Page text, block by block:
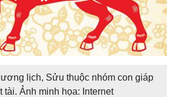
lịch, Sửu thuộc nhóm con giáp
tài. Ảnh minh họa: Internet